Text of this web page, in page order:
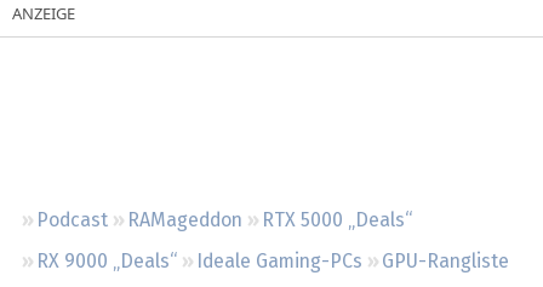
Podcast RAMageddon
RTX 5000 „Deals“
RX 9000 „Deals“
Ideale Gaming-PCs
GPU-Rangliste